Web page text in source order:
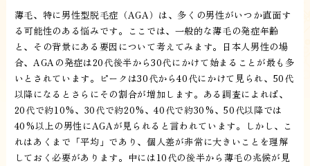
薄毛、特に男性型脱毛症（AGA）は、多くの男性がいつか直面す
る可能性のある悩みです。ここでは、一般的な薄毛の発症年齢
と、その背景にある要因について考えてみます。日本人男性の場
合、AGAの発症は20代後半から30代にかけて始まることが最も多
いとされています。ピークは30代から40代にかけて見られ、50代
以降になるとさらにその割合が増加します。ある調査によれば、
20代で約10%、30代で約20%、40代で約30%、50代以降では
40%以上の男性にAGAが見られると言われています。しかし、こ
れはあくまで「平均」であり、個人差が非常に大きいことを理解
しておく必要があります。中には10代の後半から薄毛の兆候が見